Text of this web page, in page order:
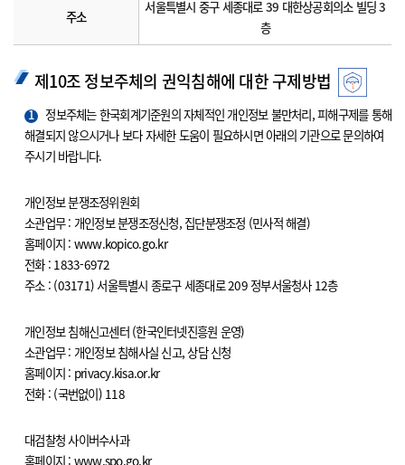
주소
서울특별시 중구 세종대로 39 대한상공회의소 빌딩 3
층
제10조 정보주체의 권익침해에 대한 구제방법
1
정보주체는 한국회계기준원의 자체적인 개인정보 불만처리, 피해구제를 통해
해결되지 않으시거나 보다 자세한 도움이 필요하시면 아래의 기관으로 문의하여
주시기 바랍니다.
개인정보 분쟁조정위원회
소관업무 : 개인정보 분쟁조정신청, 집단분쟁조정 (민사적 해결)
홈페이지 : www.kopico.go.kr
전화 : 1833-6972
주소 : (03171) 서울특별시 종로구 세종대로 209 정부서울청사 12층
개인정보 침해신고센터 (한국인터넷진흥원 운영)
소관업무 : 개인정보 침해사실 신고, 상담 신청
홈페이지 : privacy.kisa.or.kr
전화 : (국번없이) 118
대검찰청 사이버수사과
홈페이지 : www.spo.go.kr